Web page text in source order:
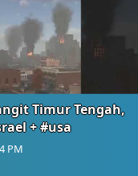
Timur Tengah,
+ #usa
PM